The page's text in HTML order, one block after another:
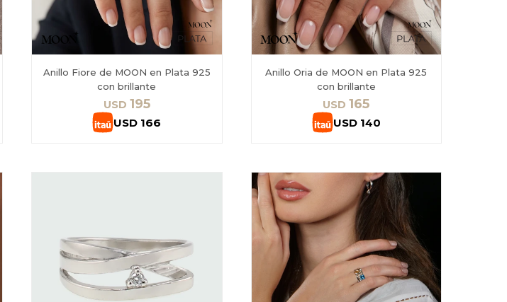
Anillo Fiore de MOON en Plata 925
con brillante
USD 195
USD 166
Anillo Oria de MOON en Plata 925
con brillante
USD 165
USD 140